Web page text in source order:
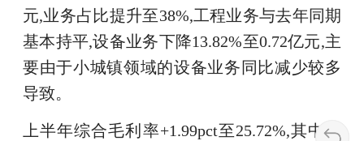
元,业务占比提升至38%,工程业务与去年同期
基本持平,设备业务下降13.82%至0.72亿元,主
要由于小城镇领域的设备业务同比减少较多
导致。
上半年综合毛利率+1.99pct至25.72%,其中运